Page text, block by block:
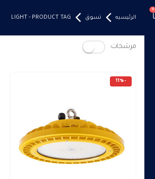
0
الرئيسيه تسوق PRODUCT TAG -
LIGHT
مرشحات:
-11%